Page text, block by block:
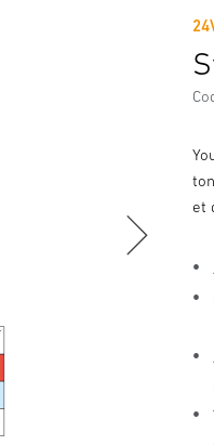
et
Consignes de Sécurité et